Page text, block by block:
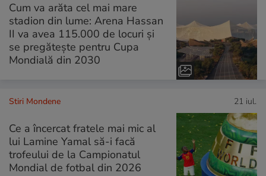
Cum va arăta cel mai mare
stadion din lume: Arena Hassan
II va avea 115.000 de locuri și
se pregătește pentru Cupa
Mondială din 2030
Stiri Mondene 21 iul.
Ce a încercat fratele mai mic al
lui Lamine Yamal să-i facă
trofeului de la Campionatul
Mondial de fotbal din 2026